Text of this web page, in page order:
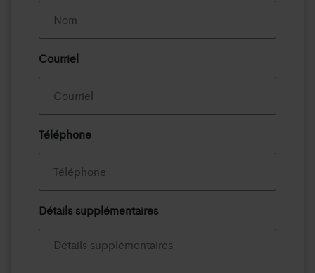
Courriel
Téléphone
Détails supplémentaires